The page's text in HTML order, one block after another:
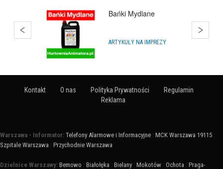
Impra.Shop
SKLEPY INTERNETOWE
Kontakt O nas Polityka Prywatności
Regulamin
Reklama
Warszawa - Informator: Telefony Alarmowe i Informacyjne : MCK Warszawa 19115 :
Szpitale Warszawa : Przychodnie Warszawa
Dzielnice Warszawy: Bemowo : Białołęka : Bielany : Mokotów : Ochota : Praga-